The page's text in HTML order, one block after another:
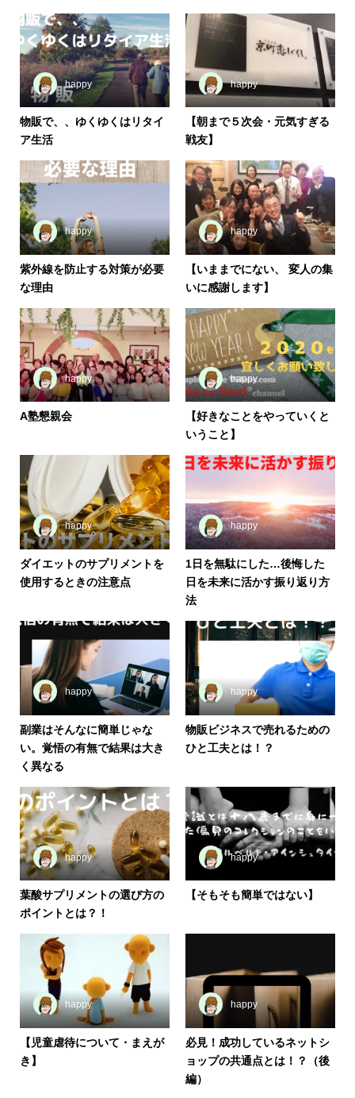
happy
物販で、、ゆくゆくはリタイ
ア生活
happy
【朝まで５次会・元気すぎる
戦友】
happy
紫外線を防止する対策が必要
な理由
happy
【いままでにない、 変人の集
いに感謝します】
happy
A塾懇親会
happy
【好きなことをやっていくと
いうこと】
happy
ダイエットのサプリメントを
使用するときの注意点
happy
1日を無駄にした…後悔した
日を未来に活かす振り返り方
法
happy
副業はそんなに簡単じゃな
い。覚悟の有無で結果は大き
く異なる
happy
物販ビジネスで売れるための
ひと工夫とは！？
happy
葉酸サプリメントの選び方の
ポイントとは？！
happy
【そもそも簡単ではない】
happy
【児童虐待について・まえが
き】
happy
必見！成功しているネットシ
ョップの共通点とは！？（後
編）